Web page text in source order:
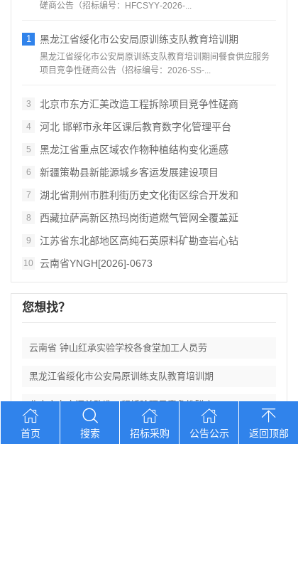
磋商公告（招标编号：HFCSYY‑2026‑...
1 黑龙江省绥化市公安局原训练支队教育培训期
黑龙江省绥化市公安局原训练支队教育培训期间餐食供应服务
项目竞争性磋商公告（招标编号：2026‑SS‑...
3 北京市东方汇美改造工程拆除项目竞争性磋商
4 河北 邯郸市永年区课后教育数字化管理平台
5 黑龙江省重点区域农作物种植结构变化遥感
6 新疆策勒县新能源城乡客运发展建设项目
7 湖北省荆州市胜利街历史文化街区综合开发和
8 西藏拉萨高新区热玛岗街道燃气管网全覆盖延
9 江苏省东北部地区高纯石英原料矿勘查岩心钻
10 云南省YNGH[2026]-0673
您想找？
云南省 钟山红承实验学校各食堂加工人员劳
黑龙江省绥化市公安局原训练支队教育培训期
北京市东方汇美改造工程拆除项目竞争性磋商
河北 邯郸市永年区课后教育数字化管理平台
首页 搜索 招标采购 公告公示 返回顶部